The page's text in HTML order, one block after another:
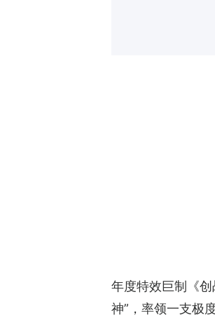
年度特效巨制《
神”，率领一支极